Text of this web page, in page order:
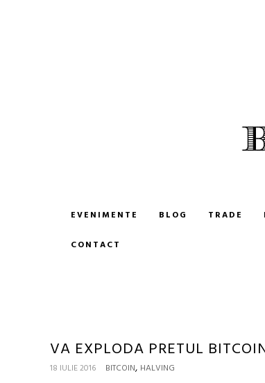
CUMPARA SI VINDE
EVENIMENTE BLOG TRADE
CONTACT
VA EXPLODA PRETUL
18 IULIE 2016 BITCOIN, HALVING